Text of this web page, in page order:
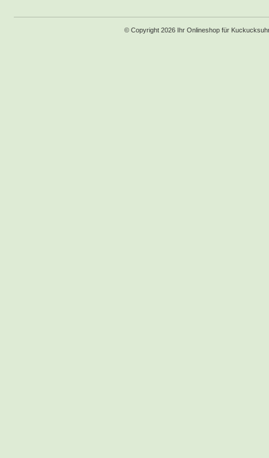
© Copyright 2026 Ihr Onlineshop für